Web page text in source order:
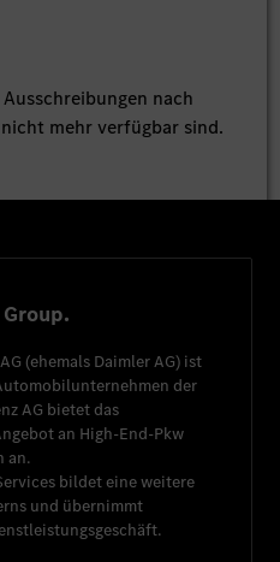
nach
mehr verfügbar sind.
(ehemals Daimler AG) ist
der
AG bietet das
an High-End-Pkw
an.
bildet eine weitere
und übernimmt